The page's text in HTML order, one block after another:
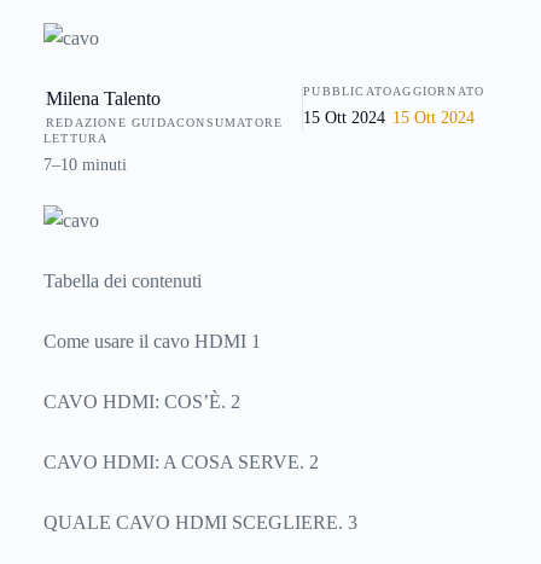
smartphone alla TV, o per connettere vari dispositivi al
HDMI e come utilizzarlo al meglio per collegarlo a tutti i
dispositivi elettronici.
Milena Talento
REDAZIONE GUIDACONSUMATORE
PUBBLICATO
15 Ott 2024
AGGIORNATO
15 Ott 2024
LETTURA
7–10 minuti
Tabella dei contenuti
Come usare il cavo HDMI 1
CAVO HDMI: COS’È. 2
CAVO HDMI: A COSA SERVE. 2
QUALE CAVO HDMI SCEGLIERE. 3